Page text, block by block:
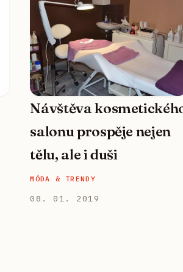
Návštěva
salonu prospěje nejen
tělu, ale i duši
MÓDA & TRENDY
08. 01. 2019